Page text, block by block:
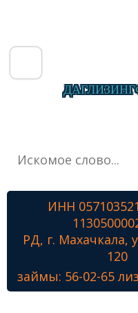
О фонде
Лизинг
Наши проекты
Знамя Победы
ИНН
РД, г. Махачкала,
120
займы: 56-02-65